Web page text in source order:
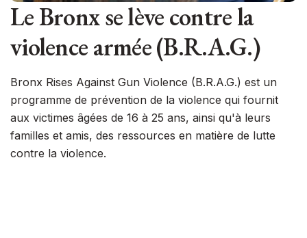
Le Bronx se lève contre la
violence armée (B.R.A.G.)
Bronx Rises Against Gun Violence (B.R.A.G.) est un
programme de prévention de la violence qui fournit
aux victimes âgées de 16 à 25 ans, ainsi qu'à leurs
familles et amis, des ressources en matière de lutte
contre la violence.